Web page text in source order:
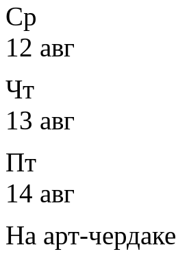
Ср
12 авг
Чт
13 авг
Пт
14 авг
На арт-чердаке